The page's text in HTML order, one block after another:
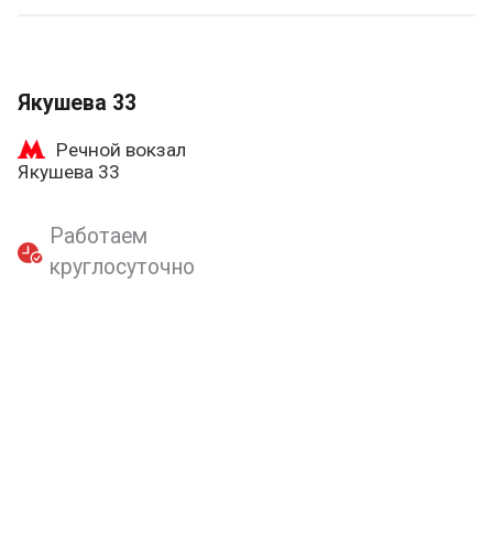
Якушева 33
Речной вокзал
Якушева 33
Работаем
круглосуточно